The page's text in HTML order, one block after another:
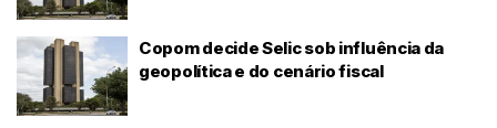
Copom decide Selic sob influência da
geopolítica e do cenário fiscal